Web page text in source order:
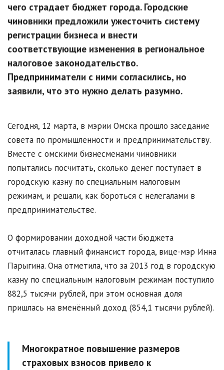
чего страдает бюджет города. Городские
чиновники предложили ужесточить систему
регистрации бизнеса и внести
соответствующие изменения в региональное
налоговое законодательство.
Предприниматели с ними согласились, но
заявили, что это нужно делать разумно.
Сегодня, 12 марта, в мэрии Омска прошло заседание
совета по промышленности и предпринимательству.
Вместе с омскими бизнесменами чиновники
попытались посчитать, сколько денег поступает в
городскую казну по специальным налоговым
режимам, и решали, как бороться с нелегалами в
предпринимательстве.
О формировании доходной части бюджета
отчиталась главный финансист города, вице-мэр Инна
Парыгина. Она отметила, что за 2013 год в городскую
казну по специальным налоговым режимам поступило
882,5 тысячи рублей, при этом основная доля
пришлась на вменённый доход (854,1 тысячи рублей).
Многократное повышение размеров
страховых взносов привело к